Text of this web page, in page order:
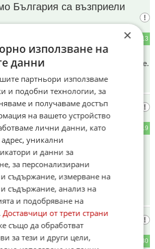
България са възприели
13
0
Гърция и южен Кипър спрямо
вече видяха, че това не води до никъде.
служби
19
тайни служби. Абсолютно сигурен съм.
би направил това.
Сърбия, а не Македония.
30
×
използване на
данни
партньори използваме
и подобни технологии, за
и получаваме достъп
на вашето устройство
лични данни, като
уникални
и данни за
за персонализирани
съдържание, измерване на
съдържание, анализ на
и подобряване на
Доставчици от трети страни
също да обработват
за тези и други цели,